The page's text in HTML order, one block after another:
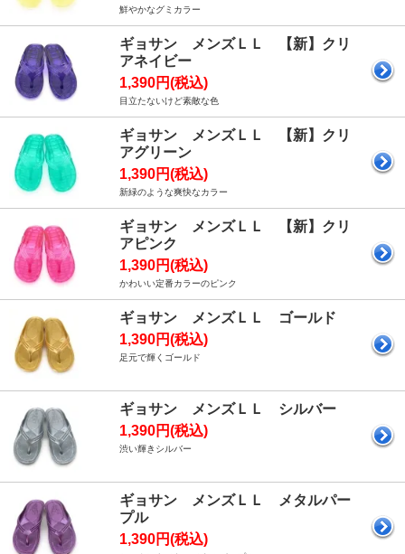
鮮やかなグミカラー
ギョサン メンズＬＬ 【新】クリ
アネイビー
1,390円(税込)
目立たないけど素敵な色
ギョサン メンズＬＬ 【新】クリ
アグリーン
1,390円(税込)
新緑のような爽快なカラー
ギョサン メンズＬＬ 【新】クリ
アピンク
1,390円(税込)
かわいい定番カラーのピンク
ギョサン メンズＬＬ ゴールド
1,390円(税込)
足元で輝くゴールド
ギョサン メンズＬＬ シルバー
1,390円(税込)
渋い輝きシルバー
ギョサン メンズＬＬ メタルパー
プル
1,390円(税込)